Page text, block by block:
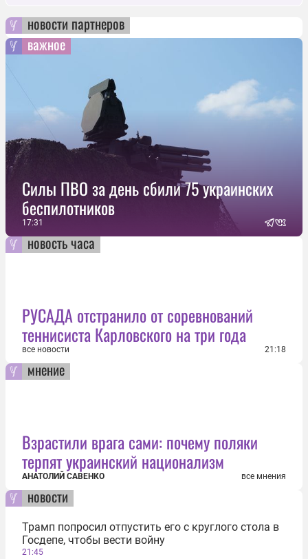
новости партнеров
важное
Силы ПВО за день сбили 75 украинских
беспилотников
17:31
новость часа
РУСАДА отстранило от соревнований
теннисиста Карловского на три года
все новости 21:18
мнение
Взрастили врага сами: почему поляки
терпят украинский национализм
АНАТОЛИЙ САВЕНКО все мнения
новости
Трамп попросил отпустить его с круглого стола в
Госдепе, чтобы вести войну
21:45